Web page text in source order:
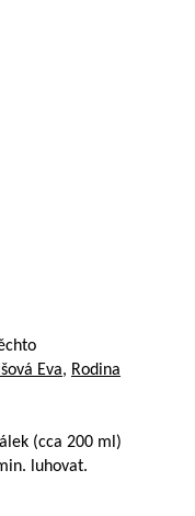
Eva, Rodina
(cca 200 ml)
luhovat.